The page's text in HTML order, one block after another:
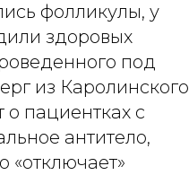
фолликулы, у
здоровых
под
из Каролинского
пациентках с
антитело,